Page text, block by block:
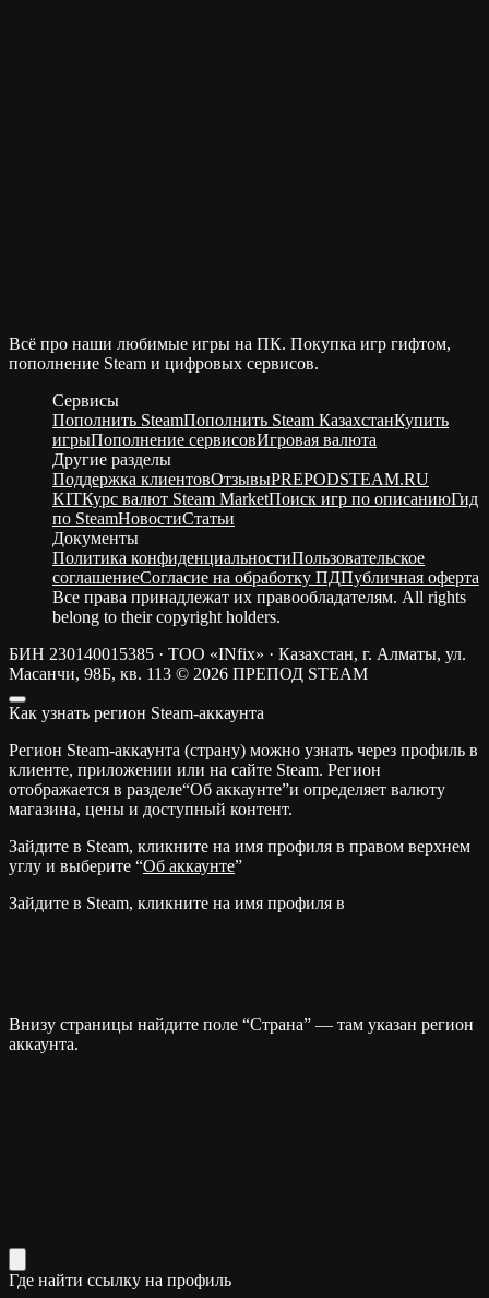
Всё про наши любимые игры на ПК. Покупка игр гифтом,
пополнение Steam и цифровых сервисов.
Сервисы
Пополнить SteamПополнить Steam КазахстанКупить
игрыПополнение сервисовИгровая валюта
Другие разделы
Поддержка клиентовОтзывыPREPODSTEAM.RU
KITКурс валют Steam MarketПоиск игр по описаниюГид
по SteamНовостиСтатьи
Документы
Политика конфиденциальностиПользовательское
соглашениеСогласие на обработку ПДПубличная оферта
Все права принадлежат их правообладателям. All rights
belong to their copyright holders.
БИН 230140015385 · ТОО «INfix» · Казахстан, г. Алматы, ул.
Масанчи, 98Б, кв. 113 © 2026 ПРЕПОД STEAM
Как узнать регион Steam-аккаунта
Регион Steam-аккаунта (страну) можно узнать через профиль в
клиенте, приложении или на сайте Steam. Регион
отображается в разделе“Об аккаунте”и определяет валюту
магазина, цены и доступный контент.
Зайдите в Steam, кликните на имя профиля в правом верхнем
углу и выберите “Об аккаунте”
Зайдите в Steam, кликните на имя профиля в
Внизу страницы найдите поле “Страна” — там указан регион
аккаунта.
Где найти ссылку на профиль